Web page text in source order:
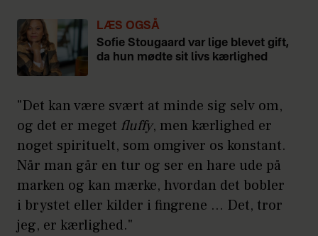
LÆS OGSÅ
Sofie Stougaard var lige blevet gift,
da hun mødte sit livs kærlighed
"Det kan være svært at minde sig selv om,
og det er meget fluffy, men kærlighed er
noget spirituelt, som omgiver os konstant.
Når man går en tur og ser en hare ude på
marken og kan mærke, hvordan det bobler
i brystet eller kilder i fingrene … Det, tror
jeg, er kærlighed."